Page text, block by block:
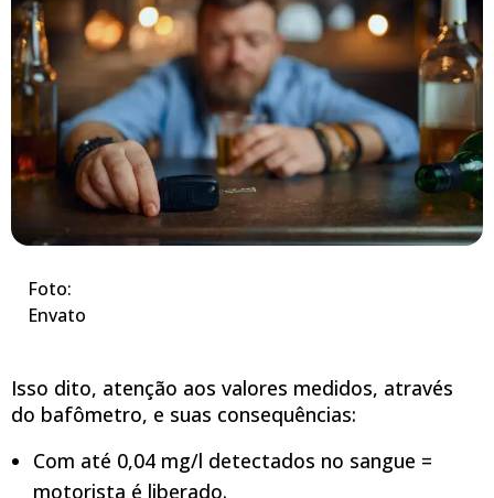
Foto:
Envato
Isso dito, atenção aos valores medidos, através
do bafômetro, e suas consequências:
Com até 0,04 mg/l detectados no sangue =
motorista é liberado.